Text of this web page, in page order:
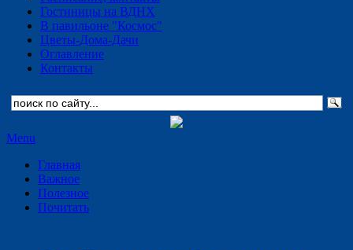
Гостиницы на ВДНХ
В павильоне "Космос"
Цветы-Дома-Дачи
Оглавление
Контакты
Menu
Главная
Важное
Полезное
Почитать